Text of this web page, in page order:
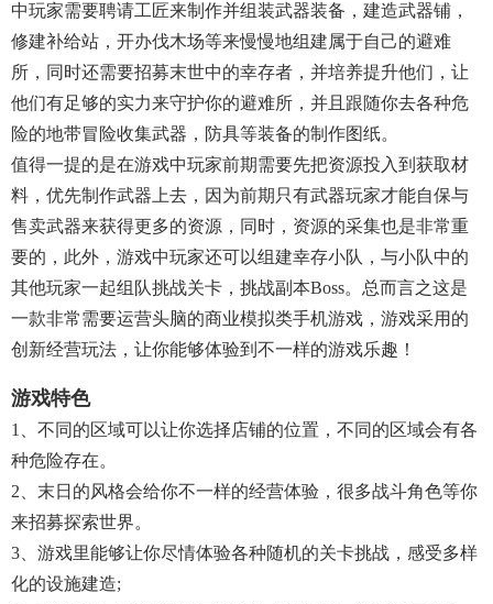
中玩家需要聘请工匠来制作并组装武器装备，建造武器铺，
修建补给站，开办伐木场等来慢慢地组建属于自己的避难
所，同时还需要招募末世中的幸存者，并培养提升他们，让
他们有足够的实力来守护你的避难所，并且跟随你去各种危
险的地带冒险收集武器，防具等装备的制作图纸。
值得一提的是在游戏中玩家前期需要先把资源投入到获取材
料，优先制作武器上去，因为前期只有武器玩家才能自保与
售卖武器来获得更多的资源，同时，资源的采集也是非常重
要的，此外，游戏中玩家还可以组建幸存小队，与小队中的
其他玩家一起组队挑战关卡，挑战副本boss。总而言之这是
一款非常需要运营头脑的商业模拟类手机游戏，游戏采用的
创新经营玩法，让你能够体验到不一样的游戏乐趣！
游戏特色
1、不同的区域可以让你选择店铺的位置，不同的区域会有各
种危险存在。
2、末日的风格会给你不一样的经营体验，很多战斗角色等你
来招募探索世界。
3、游戏里能够让你尽情体验各种随机的关卡挑战，感受多样
化的设施建造;